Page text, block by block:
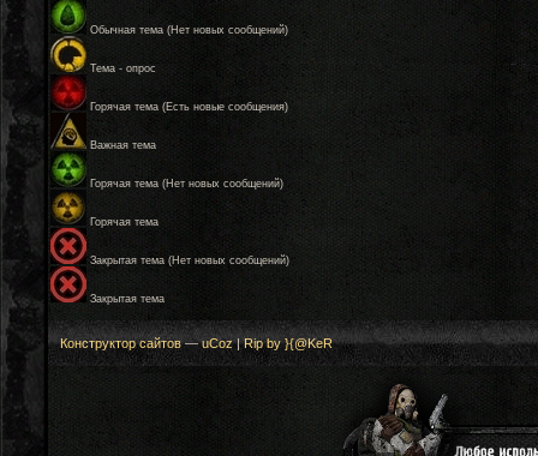
Обычная тема (Нет новых сообщений)
Тема - опрос
Горячая тема (Есть новые сообщения)
Важная тема
Горячая тема (Нет новых сообщений)
Горячая тема
Закрытая тема (Нет новых сообщений)
Закрытая тема
Конструктор сайтов—uCoz|Rip by }{@KeR